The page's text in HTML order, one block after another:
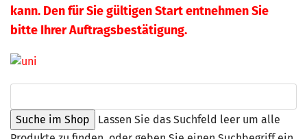
kann. Den für Sie gültigen Start entnehmen Sie
bitte Ihrer Auftragsbestätigung.
Lassen Sie das Suchfeld leer um alle